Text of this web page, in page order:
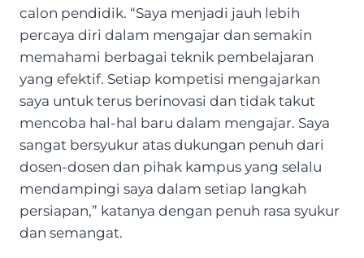
calon pendidik. “Saya menjadi jauh lebih
percaya diri dalam mengajar dan semakin
memahami berbagai teknik pembelajaran
yang efektif. Setiap kompetisi mengajarkan
saya untuk terus berinovasi dan tidak takut
mencoba hal-hal baru dalam mengajar. Saya
sangat bersyukur atas dukungan penuh dari
dosen-dosen dan pihak kampus yang selalu
mendampingi saya dalam setiap langkah
persiapan,” katanya dengan penuh rasa syukur
dan semangat.